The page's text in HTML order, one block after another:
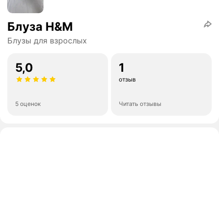
Блуза H&M
Блузы для взрослых
5,0
5 оценок
1
отзыв
Читать отзывы